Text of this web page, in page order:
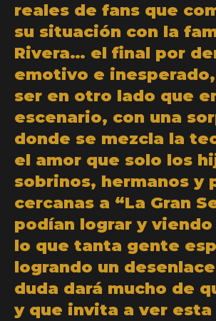
reales de fans que
su situación con la
Rivera… el final por
emotivo e
ser en otro lado que
escenario, con una
donde se mezcla la
el amor que solo los
sobrinos, hermanos y
cercanas a “La Gran
podían lograr y
lo que tanta gente
logrando un
duda dará mucho de
y que invita a ver